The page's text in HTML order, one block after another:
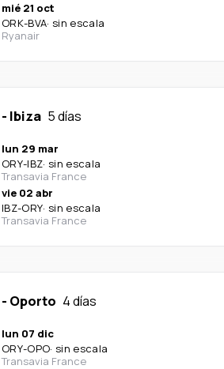
mié 21 oct
ORK-BVA· sin escala
Ryanair
- Ibiza 5 días
lun 29 mar
ORY-IBZ· sin escala
Transavia France
vie 02 abr
IBZ-ORY· sin escala
Transavia France
- Oporto 4 días
lun 07 dic
ORY-OPO· sin escala
Transavia France